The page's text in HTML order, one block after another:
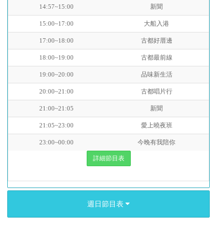
14:57~15:00 新聞
15:00~17:00 大船入港
17:00~18:00 古都好厝邊
18:00~19:00 古都最前線
19:00~20:00 品味新生活
20:00~21:00 古都唱片行
21:00~21:05 新聞
21:05~23:00 愛上曉夜班
23:00~00:00 今晚有我陪你
詳細節目表
週日節目表